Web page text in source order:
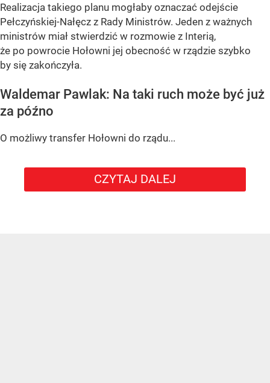
Realizacja takiego planu mogłaby oznaczać odejście
Pełczyńskiej-Nałęcz z Rady Ministrów. Jeden z ważnych
ministrów miał stwierdzić w rozmowie z Interią,
że po powrocie Hołowni jej obecność w rządzie szybko
by się zakończyła.
Waldemar Pawlak: Na taki ruch może być już
za późno
O możliwy transfer Hołowni do rządu...
CZYTAJ DALEJ